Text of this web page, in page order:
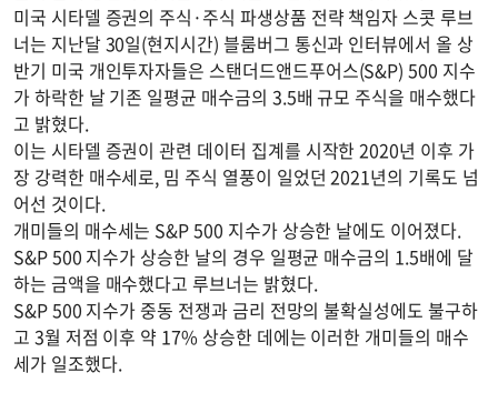
미국 시타델 증권의 주식·주식 파생상품 전략 책임자 스콧 루브
너는 지난달 30일(현지시간) 블룸버그 통신과 인터뷰에서 올 상
반기 미국 개인투자자들은 스탠더드앤드푸어스(S&P) 500 지수
가 하락한 날 기존 일평균 매수금의 3.5배 규모 주식을 매수했다
고 밝혔다.
이는 시타델 증권이 관련 데이터 집계를 시작한 2020년 이후 가
장 강력한 매수세로, 밈 주식 열풍이 일었던 2021년의 기록도 넘
어선 것이다.
개미들의 매수세는 S&P 500 지수가 상승한 날에도 이어졌다.
S&P 500 지수가 상승한 날의 경우 일평균 매수금의 1.5배에 달
하는 금액을 매수했다고 루브너는 밝혔다.
S&P 500 지수가 중동 전쟁과 금리 전망의 불확실성에도 불구하
고 3월 저점 이후 약 17% 상승한 데에는 이러한 개미들의 매수
세가 일조했다.